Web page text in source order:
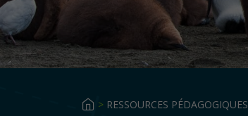
> RESSOURCES PÉDAGOGIQUES